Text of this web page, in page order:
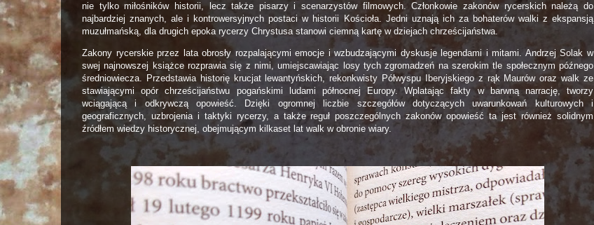
nie tylko miłośników historii, lecz także pisarzy i scenarzystów filmowych. Członkowie zakonów rycerskich należą do
najbardziej znanych, ale i kontrowersyjnych postaci w historii Kościoła. Jedni uznają ich za bohaterów walki z ekspansją
muzułmańską, dla drugich epoka rycerzy Chrystusa stanowi ciemną kartę w dziejach chrześcijaństwa.
Zakony rycerskie przez lata obrosły rozpalającymi emocje i wzbudzającymi dyskusje legendami i mitami. Andrzej Solak w
swej najnowszej książce rozprawia się z nimi, umiejscawiając losy tych zgromadzeń na szerokim tle społecznym późnego
średniowiecza. Przedstawia historię krucjat lewantyńskich, rekonkwisty Półwyspu Iberyjskiego z rąk Maurów oraz walk ze
stawiającymi opór chrześcijaństwu pogańskimi ludami północnej Europy. Wplatając fakty w barwną narrację, tworzy
wciągającą i odkrywczą opowieść. Dzięki ogromnej liczbie szczegółów dotyczących uwarunkowań kulturowych i
geograficznych, uzbrojenia i taktyki rycerzy, a także reguł poszczególnych zakonów opowieść ta jest również solidnym
źródłem wiedzy historycznej, obejmującym kilkaset lat walk w obronie wiary.